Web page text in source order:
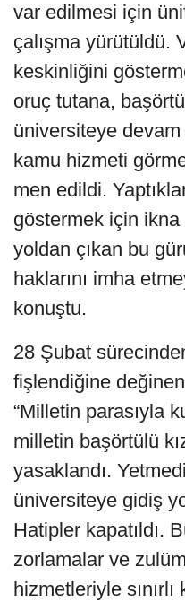
var edilmesi için
çalışma yürütüldü.
keskinliğini
oruç tutana,
üniversiteye
kamu hizmeti
men edildi.
göstermek için ikna
yoldan çıkan bu
haklarını imha
konuştu.
28 Şubat
fişlendiğine
“Milletin parasıyla
milletin başörtülü
yasaklandı.
üniversiteye gidiş
Hatipler kapatıldı.
zorlamalar ve
hizmetleriyle